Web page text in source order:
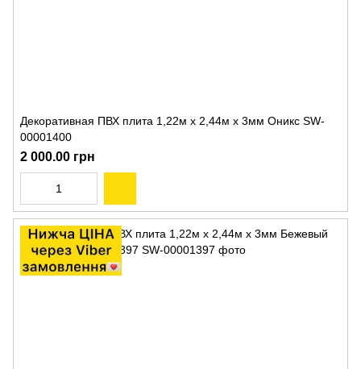
Декоративная ПВХ плита 1,22м х 2,44м х 3мм Оникс SW-
00001400
2 000.00 грн